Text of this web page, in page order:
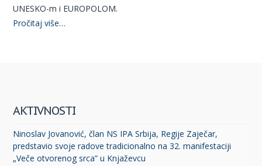
UNESKO-m i EUROPOLOM.
Pročitaj više…
AKTIVNOSTI
Ninoslav Jovanović, član NS IPA Srbija, Regije Zaječar,
predstavio svoje radove tradicionalno na 32. manifestaciji
„Veče otvorenog srca” u Knjaževcu